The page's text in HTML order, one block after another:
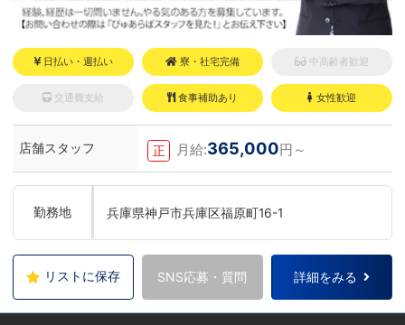
日払い・週払い 寮・社宅完備 中高齢者歓迎
交通費支給 食事補助あり 女性歓迎
店舗スタッフ 正 月給:365,000円～
勤務地 兵庫県神戸市兵庫区福原町16-1
リストに保存 SNS応募・質問 詳細をみる